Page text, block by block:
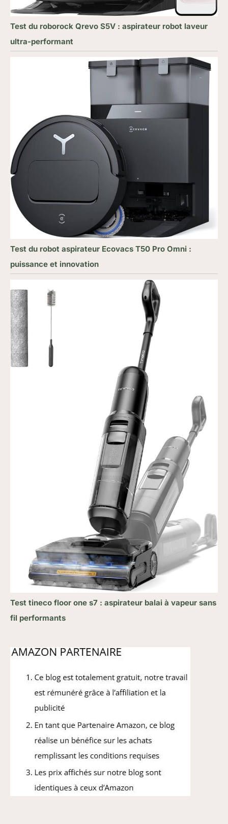
Test du roborock Qrevo S5V : aspirateur robot laveur
ultra-performant
Test du robot aspirateur Ecovacs T50 Pro Omni :
puissance et innovation
Test tineco floor one s7 : aspirateur balai à vapeur sans
fil performants